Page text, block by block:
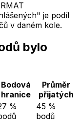
je podíl
v daném kole.
bylo
Bodová
hranice
Průměr
přijatých
%
45 %
bodů